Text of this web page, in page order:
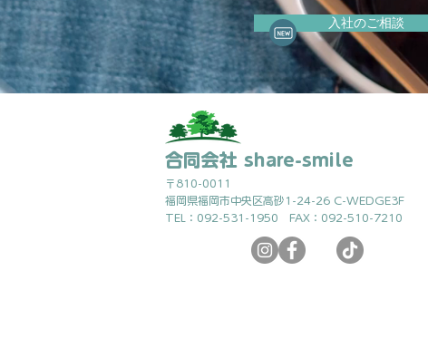
入社のご相談
合同会社 share-smile
〒810-0011
福岡県福岡市中央区高砂1-24-26 C-WEDGE3F
TEL：092-531-1950 FAX：092-510-7210